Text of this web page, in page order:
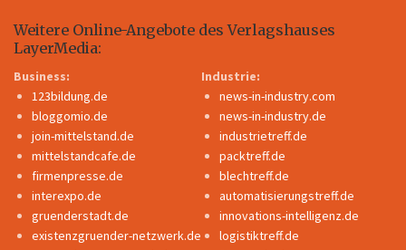
Weitere Online-Angebote des Verlagshauses
LayerMedia:
Business:
123bildung.de
bloggomio.de
join-mittelstand.de
mittelstandcafe.de
firmenpresse.de
interexpo.de
gruenderstadt.de
existenzgruender-netzwerk.de
Industrie:
news-in-industry.com
news-in-industry.de
industrietreff.de
packtreff.de
blechtreff.de
automatisierungstreff.de
innovations-intelligenz.de
logistiktreff.de